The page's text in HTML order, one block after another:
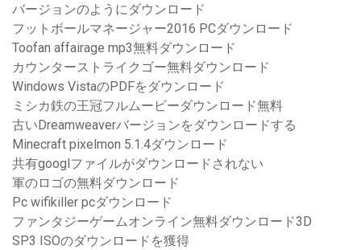
バージョンのようにダウンロード
フットボールマネージャー2016 PCダウンロード
Toofan affairage mp3無料ダウンロード
カウンターストライクゴー無料ダウンロード
Windows VistaのPDFをダウンロード
ミシカ鉄の王冠フルムービーダウンロード無料
古いDreamweaverバージョンをダウンロードする
Minecraft pixelmon 5.1.4ダウンロード
共有googlファイルがダウンロードされない
軍のロゴの無料ダウンロード
Pc wifikiller pcダウンロード
ファンタジーゲームオンライン無料ダウンロード3D
SP3 ISOのダウンロードを獲得